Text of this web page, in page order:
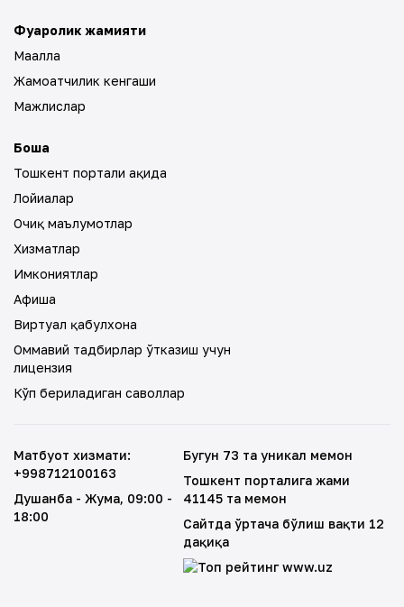
Фуқаролик жамияти
Маҳалла
Жамоатчилик кенгаши
Мажлислар
Бошқа
Тошкент портали ҳақида
Лойиҳалар
Очиқ маълумотлар
Хизматлар
Имкониятлар
Афиша
Виртуал қабулхона
Оммавий тадбирлар ўтказиш учун
лицензия
Кўп бериладиган саволлар
Матбуот хизмати:
+998712100163
Душанба - Жума, 09:00 -
18:00
Бугун 73 та уникал меҳмон
Тошкент порталига жами
41145 та меҳмон
Сайтда ўртача бўлиш вақти 12
дақиқа